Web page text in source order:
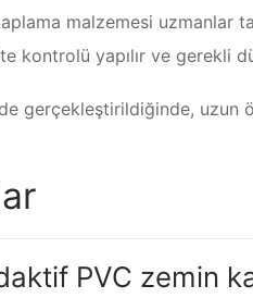
malzemesi uzmanlar
kontrolü yapılır ve gerekli
gerçekleştirildiğinde, uzun
PVC zemin